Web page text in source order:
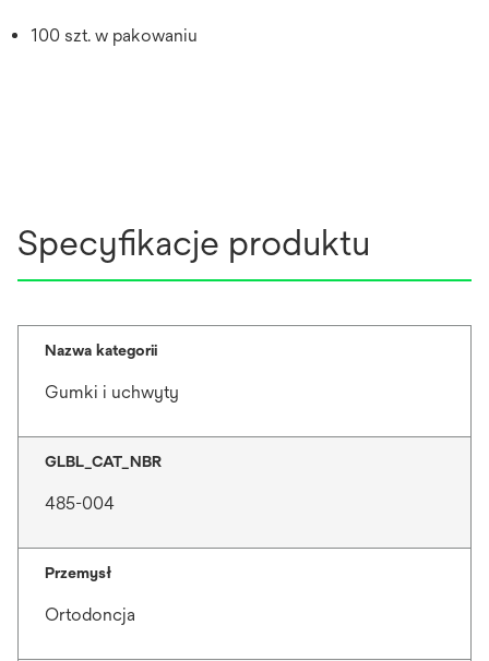
100 szt. w pakowaniu
Specyfikacje produktu
Nazwa kategorii
Gumki i uchwyty
GLBL_CAT_NBR
485-004
Przemysł
Ortodoncja